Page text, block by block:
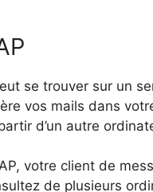
se trouver sur un
vos mails dans
d’un autre
votre client de
de plusieurs